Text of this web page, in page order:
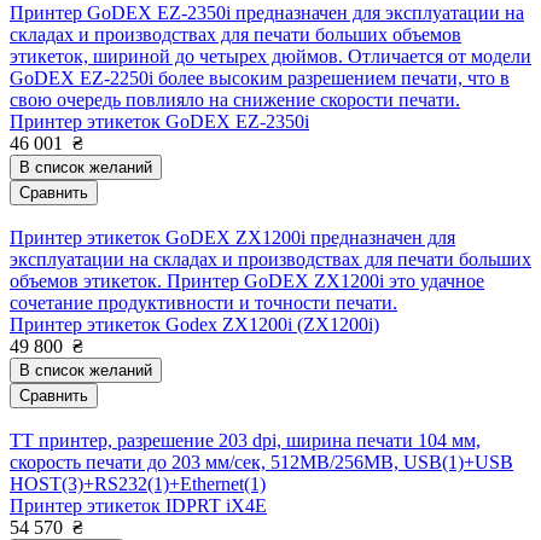
Принтер GoDEX EZ-2350i предназначен для эксплуатации на
складах и производствах для печати больших объемов
этикеток, шириной до четырех дюймов. Отличается от модели
GoDEX EZ-2250i более высоким разрешением печати, что в
свою очередь повлияло на снижение скорости печати.
Принтер этикеток GoDEX EZ-2350i
46 001 ₴
В список желаний
Сравнить
Принтер этикеток GoDEX ZX1200i предназначен для
эксплуатации на складах и производствах для печати больших
объемов этикеток. Принтер GoDEX ZX1200i это удачное
сочетание продуктивности и точности печати.
Принтер этикеток Godex ZX1200i (ZX1200i)
49 800 ₴
В список желаний
Сравнить
TT принтер, разрешение 203 dpi, ширина печати 104 мм,
скорость печати до 203 мм/сек, 512MB/256MB, USB(1)+USB
HOST(3)+RS232(1)+Ethernet(1)
Принтер этикеток IDPRT iX4E
54 570 ₴